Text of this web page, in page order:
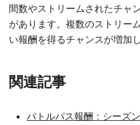
間数やストリームされたチャ
があります。複数のストリー
い報酬を得るチャンスが増加し
関連記事
バトルパス報酬：シーズ